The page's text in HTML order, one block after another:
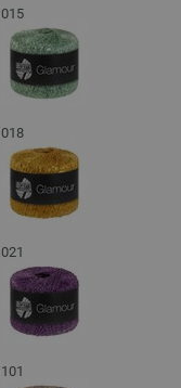
015
018
021
101